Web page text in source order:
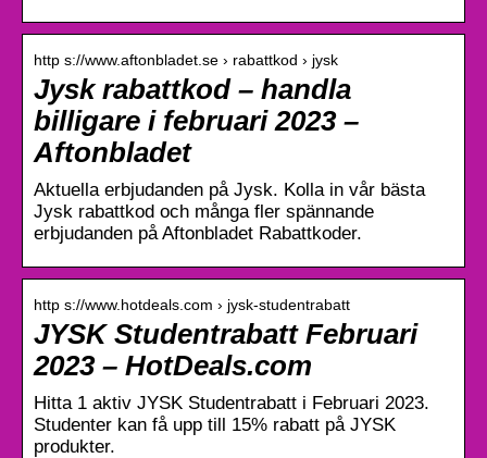
http s://www.aftonbladet.se › rabattkod › jysk
Jysk rabattkod – handla
billigare i februari 2023 –
Aftonbladet
Aktuella erbjudanden på Jysk. Kolla in vår bästa
Jysk rabattkod och många fler spännande
erbjudanden på Aftonbladet Rabattkoder.
http s://www.hotdeals.com › jysk-studentrabatt
JYSK Studentrabatt Februari
2023 – HotDeals.com
Hitta 1 aktiv JYSK Studentrabatt i Februari 2023.
Studenter kan få upp till 15% rabatt på JYSK
produkter.